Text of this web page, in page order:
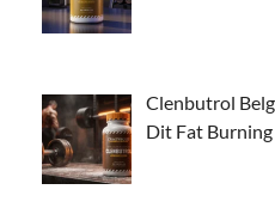
Clenbutrol
Dit Fat